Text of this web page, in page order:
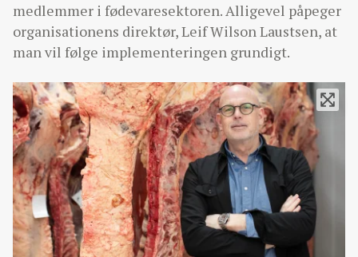
medlemmer i fødevaresektoren. Alligevel påpeger
organisationens direktør, Leif Wilson Laustsen, at
man vil følge implementeringen grundigt.